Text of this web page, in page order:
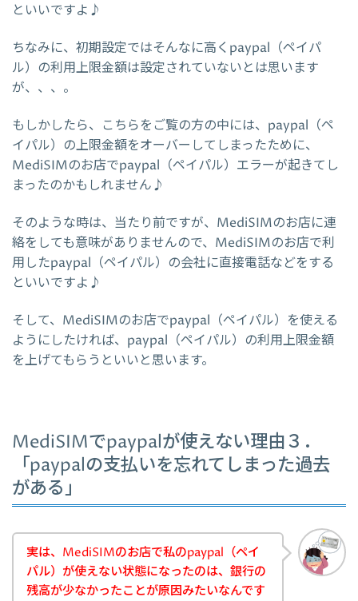
といいですよ♪
ちなみに、初期設定ではそんなに高くpaypal（ペイパ
ル）の利用上限金額は設定されていないとは思います
が、、、。
もしかしたら、こちらをご覧の方の中には、paypal（ペ
イパル）の上限金額をオーバーしてしまったために、
MediSIMのお店でpaypal（ペイパル）エラーが起きてし
まったのかもしれません♪
そのような時は、当たり前ですが、MediSIMのお店に連
絡をしても意味がありませんので、MediSIMのお店で利
用したpaypal（ペイパル）の会社に直接電話などをする
といいですよ♪
そして、MediSIMのお店でpaypal（ペイパル）を使える
ようにしたければ、paypal（ペイパル）の利用上限金額
を上げてもらうといいと思います。
MediSIMでpaypalが使えない理由３．
「paypalの支払いを忘れてしまった過去
がある」
実は、MediSIMのお店で私のpaypal（ペイ
パル）が使えない状態になったのは、銀行の
残高が少なかったことが原因みたいなんです